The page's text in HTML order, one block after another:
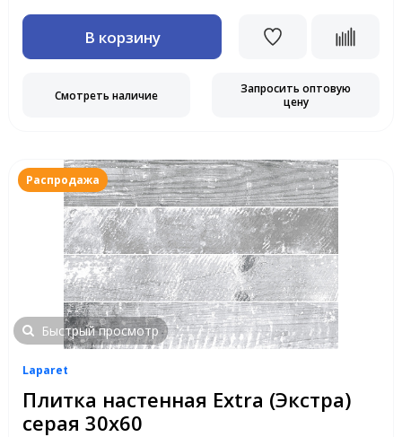
В корзину
Смотреть наличие
Запросить оптовую
цену
Распродажа
Быстрый просмотр
Laparet
Плитка настенная Extra (Экстра)
серая 30х60